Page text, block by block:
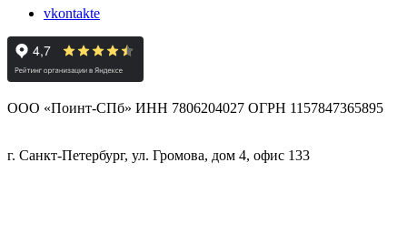
vkontakte
ООО «Поинт-СПб» ИНН 7806204027 ОГРН 1157847365895
г. Санкт-Петербург, ул. Громова, дом 4, офис 133